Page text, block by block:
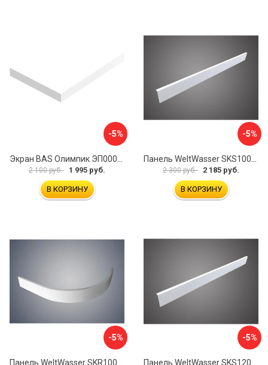
-5%
2 100 руб. 1 995 руб.
В КОРЗИНУ
-5%
2 300 руб. 2 185 руб.
В КОРЗИНУ
-5% -5%